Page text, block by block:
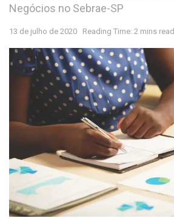
Negócios no Sebrae-SP
13 de julho de 2020 Reading Time: 2 mins read